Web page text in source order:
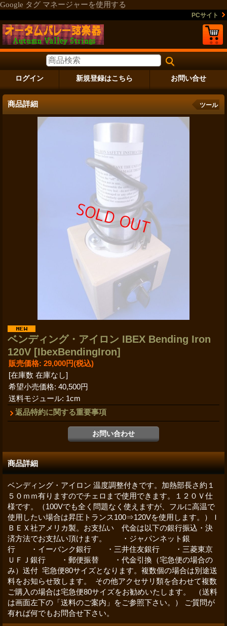
Google タグ マネージャーを使用する
PCサイト
ログイン 新規登録はこちら お問い合せ
商品詳細 ツール
ベンディング・アイロン IBEX Bending Iron
120V [IbexBendingIron]
販売価格: 29,000円(税込)
[在庫数 在庫なし]
希望小売価格: 40,500円
送料モジュール: 1cm
返品特約に関する重要事項
商品詳細
ベンディング・アイロン 温度調整付きです。加熱部長さ約１
５０ｍｍ有りますのでチェロまで使用できます。１２０Ｖ仕
様です。（100Vでも全く問題なく使えますが、フルに高温で
使用したい場合は昇圧トランス100⇒120Vを使用します。）Ｉ
ＢＥＸ社アメリカ製。お支払い 代金は以下の銀行振込・決
済方法でお支払い頂けます。 ・ジャパンネット銀
行 ・イーバンク銀行 ・三井住友銀行 ・三菱東京
ＵＦＪ銀行 ・郵便振替 ・代金引換（宅急便の場合の
み）送付 宅急便80サイズとなります。複数個の場合は別途送
料をお知らせ致します。 その他アクセサリ類を合わせて複数
ご購入の場合は宅急便80サイズをお勧めいたします。 （送料
は画面左下の「送料のご案内」をご参照下さい。） ご質問が
有れば何でもお問合せ下さい。